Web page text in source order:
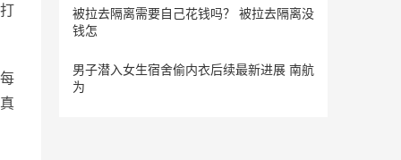
被拉去隔离需要自己花钱吗？ 被拉去隔离没
钱怎
男子潜入女生宿舍偷内衣后续最新进展 南航
为